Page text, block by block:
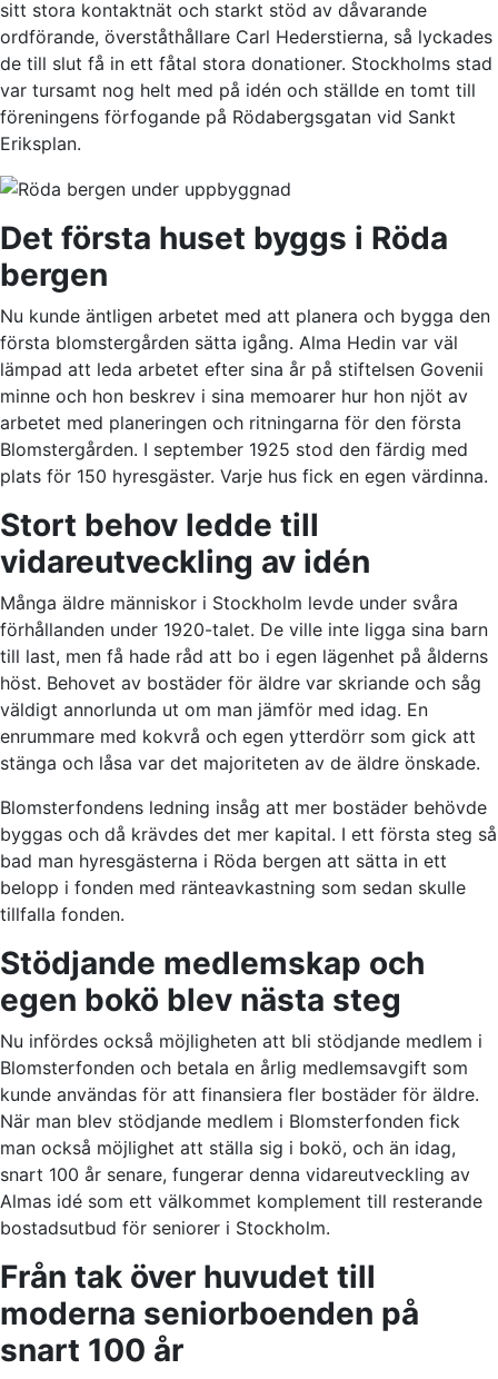
sitt stora kontaktnät och starkt stöd av dåvarande
ordförande, överståthållare Carl Hederstierna, så lyckades
de till slut få in ett fåtal stora donationer. Stockholms stad
var tursamt nog helt med på idén och ställde en tomt till
föreningens förfogande på Rödabergsgatan vid Sankt
Eriksplan.
Det första huset byggs i Röda
bergen
Nu kunde äntligen arbetet med att planera och bygga den
första blomstergården sätta igång. Alma Hedin var väl
lämpad att leda arbetet efter sina år på stiftelsen Govenii
minne och hon beskrev i sina memoarer hur hon njöt av
arbetet med planeringen och ritningarna för den första
Blomstergården. I september 1925 stod den färdig med
plats för 150 hyresgäster. Varje hus fick en egen värdinna.
Stort behov ledde till
vidareutveckling av idén
Många äldre människor i Stockholm levde under svåra
förhållanden under 1920-talet. De ville inte ligga sina barn
till last, men få hade råd att bo i egen lägenhet på ålderns
höst. Behovet av bostäder för äldre var skriande och såg
väldigt annorlunda ut om man jämför med idag. En
enrummare med kokvrå och egen ytterdörr som gick att
stänga och låsa var det majoriteten av de äldre önskade.
Blomsterfondens ledning insåg att mer bostäder behövde
byggas och då krävdes det mer kapital. I ett första steg så
bad man hyresgästerna i Röda bergen att sätta in ett
belopp i fonden med ränteavkastning som sedan skulle
tillfalla fonden.
Stödjande medlemskap och
egen bokö blev nästa steg
Nu infördes också möjligheten att bli stödjande medlem i
Blomsterfonden och betala en årlig medlemsavgift som
kunde användas för att finansiera fler bostäder för äldre.
När man blev stödjande medlem i Blomsterfonden fick
man också möjlighet att ställa sig i bokö, och än idag,
snart 100 år senare, fungerar denna vidareutveckling av
Almas idé som ett välkommet komplement till resterande
bostadsutbud för seniorer i Stockholm.
Från tak över huvudet till
moderna seniorboenden på
snart 100 år